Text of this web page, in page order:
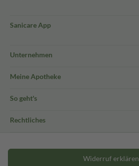
Sanicare App
Unternehmen
Meine Apotheke
So geht's
Rechtliches
Widerruf erklären